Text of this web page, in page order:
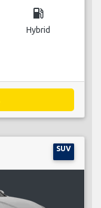
local_gas_station
Hybrid
SUV